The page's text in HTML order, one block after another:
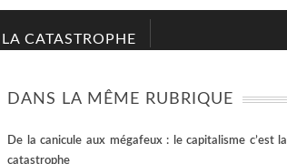
CATASTROPHE
DANS LA MÊME RUBRIQUE
De la canicule aux mégafeux : le capitalisme c’est la
catastrophe